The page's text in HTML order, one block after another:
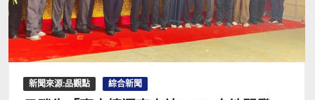
新聞來源:品觀點 綜合新聞